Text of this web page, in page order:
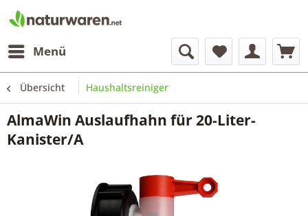
Menü
Übersicht Haushaltsreiniger
AlmaWin Auslaufhahn für 20-Liter-
Kanister/A